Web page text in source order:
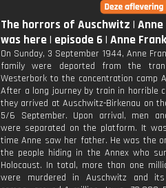
The horrors of Auschwitz | Anne
was here | episode 6 | Anne
On Sunday, 3 September 1944, Anne
family were deported from the
Westerbork to the concentration camp
After a long journey by train in horrible
they arrived at Auschwitz-Birkenau on
5/6 September. Upon arrival, men
were separated on the platform. It
time Anne saw her father. He was the
the people hiding in the Annex who
Holocaust. In total, more than one
were murdered in Auschwitz and